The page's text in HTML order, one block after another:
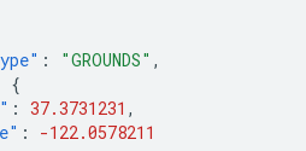
: "GROUNDS" ,
{
: 37.3731231 ,
:
-122.0578211